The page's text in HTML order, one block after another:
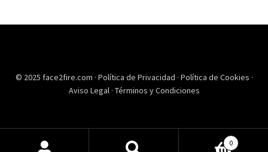
© 2025 face2fire.com · Política de Privacidad · Política de Cookies ·
Aviso Legal · Términos y Condiciones
0